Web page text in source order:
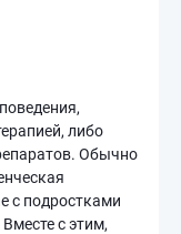
либо
Обычно
с подростками
с этим,